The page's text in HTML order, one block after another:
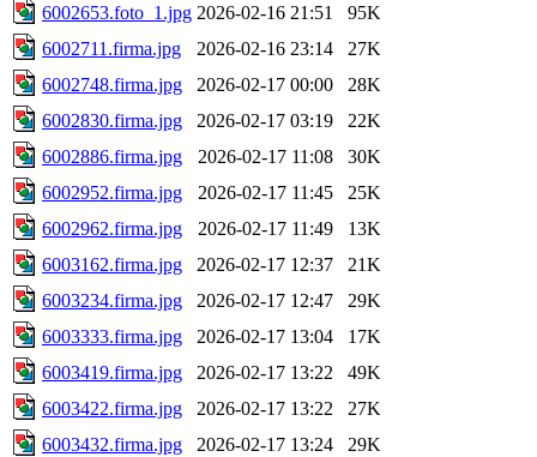
6002653.foto_1.jpg 2026-02-16 21:51
95K
6002711.firma.jpg
2026-02-16 23:14
27K
6002748.firma.jpg
2026-02-17 00:00
28K
6002830.firma.jpg
2026-02-17 03:19
22K
6002886.firma.jpg
2026-02-17 11:08
30K
6002952.firma.jpg
2026-02-17 11:45
25K
6002962.firma.jpg
2026-02-17 11:49
13K
6003162.firma.jpg
2026-02-17 12:37
21K
6003234.firma.jpg
2026-02-17 12:47
29K
6003333.firma.jpg
2026-02-17 13:04
17K
6003419.firma.jpg
2026-02-17 13:22
49K
6003422.firma.jpg
2026-02-17 13:22
27K
6003432.firma.jpg
2026-02-17 13:24
29K